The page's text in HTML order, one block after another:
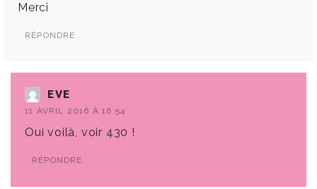
Merci
RÉPONDRE
EVE
11 AVRIL 2016 À 16:54
Oui voilà, voir 430 !
RÉPONDRE